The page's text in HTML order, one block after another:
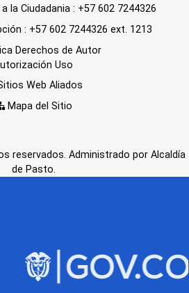
la Ciudadania : +57 602 7244326
: +57 602 7244326 ext. 1213
Derechos de Autor
Uso
Web Aliados
Mapa del Sitio
reservados. Administrado por Alcaldía
de Pasto.